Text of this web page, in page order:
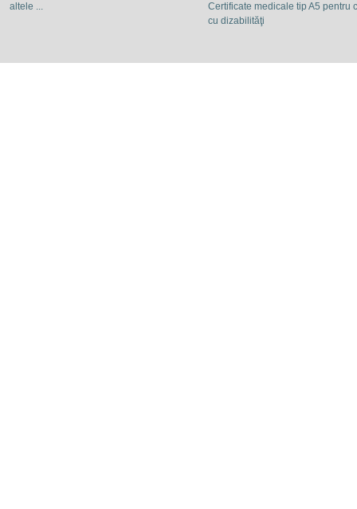
altele ...
Certificate medicale tip A5 pentru
cu dizabilităţi